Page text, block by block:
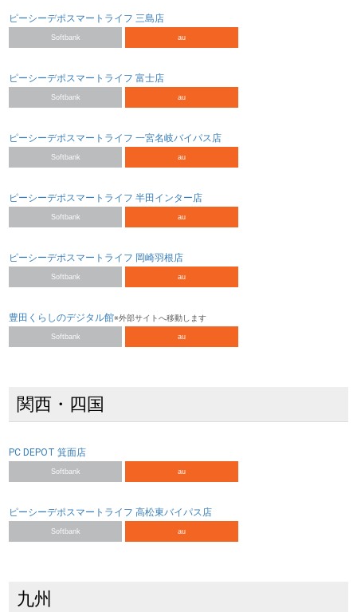
ピーシーデポスマートライフ 三島店
Softbank au
ピーシーデポスマートライフ 富士店
Softbank au
ピーシーデポスマートライフ 一宮名岐バイパス店
Softbank au
ピーシーデポスマートライフ 半田インター店
Softbank au
ピーシーデポスマートライフ 岡崎羽根店
Softbank au
豊田くらしのデジタル館※外部サイトへ移動します
Softbank au
関西・四国
PC DEPOT 箕面店
Softbank au
ピーシーデポスマートライフ 高松東バイパス店
Softbank au
九州